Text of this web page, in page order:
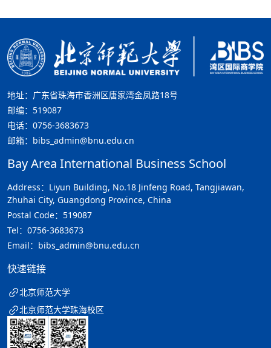
地址：广东省珠海市香洲区唐家湾金凤路18号
邮编：519087
电话：0756-3683673
邮箱：bibs_admin@bnu.edu.cn
Bay Area International Business School
Address：Liyun Building, No.18 Jinfeng Road, Tangjiawan,
Zhuhai City, Guangdong Province, China
Postal Code：519087
Tel：0756-3683673
Email：bibs_admin@bnu.edu.cn
快速链接
北京师范大学
北京师范大学珠海校区